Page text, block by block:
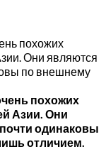
похожих
Азии. Они
одинаковы
отличием.